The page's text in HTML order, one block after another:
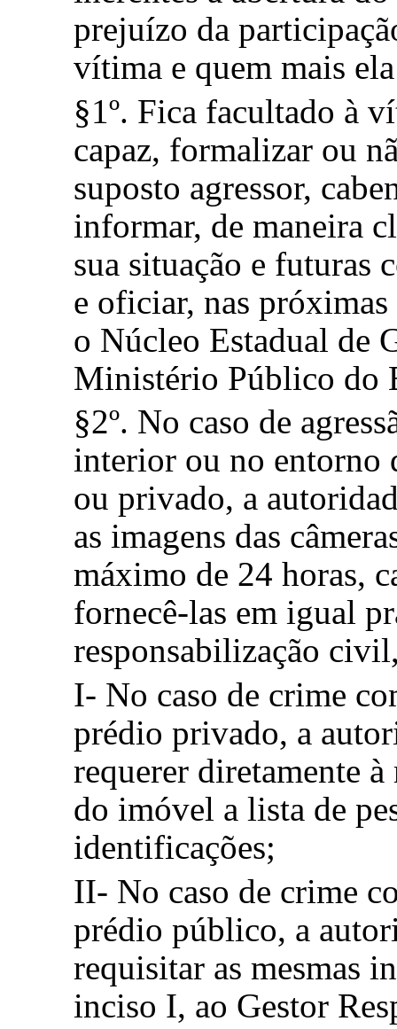
prejuízo da
vítima e quem mais
§1º. Fica facultado à
capaz, formalizar ou
suposto agressor,
informar, de maneira
sua situação e futuras
e oficiar, nas
o Núcleo Estadual de
Ministério Público do
§2º. No caso de
interior ou no entorno
ou privado, a
as imagens das
máximo de 24 horas,
fornecê-las em igual
responsabilização
I- No caso de crime
prédio privado, a
requerer diretamente
do imóvel a lista de
identificações;
II- No caso de crime
prédio público, a
requisitar as mesmas
inciso I, ao Gestor